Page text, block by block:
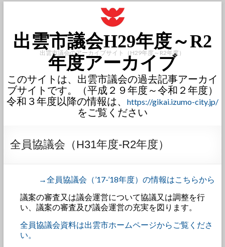
出雲市議会H29年度～R2
年度アーカイブ
出雲市議会のアーカイブサイト（H29年度～R2年度）
このサイトは、出雲市議会の過去記事アーカイ
ブサイトです。（平成２９年度～令和２年度）
令和３年度以降の情報は、
https://gikai.izumo-city.jp/
をご覧ください
全員協議会（H31年度-R2年度）
→全員協議会（’17-’18年度）の情報はこちらから
議案の審査又は議会運営について協議又は調整を行
い、議案の審査及び議会運営の充実を図ります。
全員協議会資料は出雲市ホームページからご覧くださ
い。